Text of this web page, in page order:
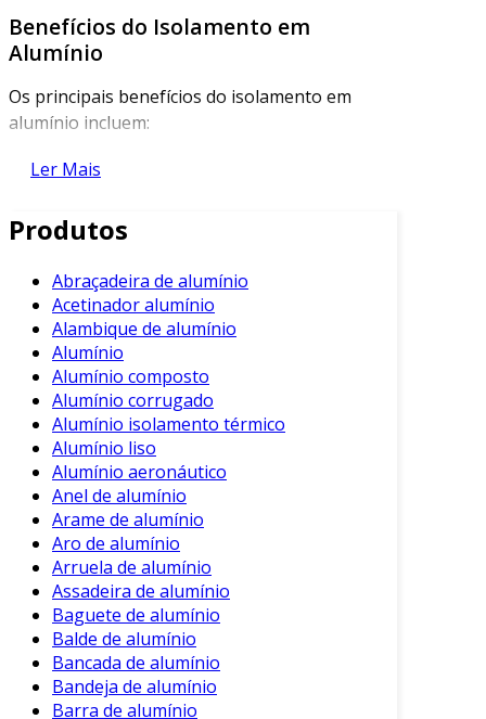
Benefícios do Isolamento em
Alumínio
Os principais benefícios do isolamento em
alumínio incluem:
Alta Condutividade Térmica
elevada, facilitando a troca de calor.
ao desgaste, garantindo uma longa vida
útil.
Leveza: A leveza do material torna a
instalação mais simples e rápida.
Versatilidade: Pode ser aplicado em
diferentes contextos, como dutos,
tubulações e superfícies metálicas.
Propriedades Acústicas
ajuda a reduzir a transmissão de som,
aumentando o conforto em ambientes
industriais.
Ainda, a sustentabilidade dos materiais também
pode ser um fator decisivo. O alumínio é 100%
reciclável, contribuindo para práticas
industriais mais ecológicas.
Ler Mais
Produtos
Abraçadeira de alumínio
Acetinador alumínio
Alambique de alumínio
Alumínio
Alumínio composto
Alumínio corrugado
Alumínio isolamento térmico
Alumínio liso
Alumínio aeronáutico
Anel de alumínio
Arame de alumínio
Aro de alumínio
Arruela de alumínio
Assadeira de alumínio
Baguete de alumínio
Balde de alumínio
Bancada de alumínio
Bandeja de alumínio
Barra de alumínio